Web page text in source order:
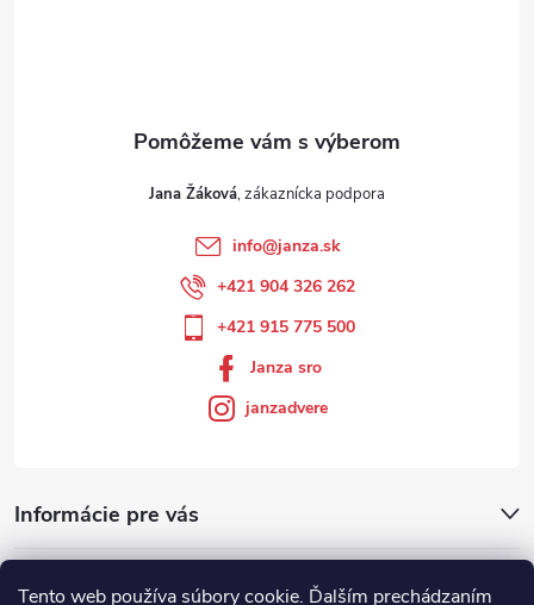
Tento web používa súbory cookie. Ďalším prechádzaním
Informácie pre vás
Jana Žáková
info@janza.sk
+421 904 326 262
+421 915 775 500
Janza sro
janzadvere